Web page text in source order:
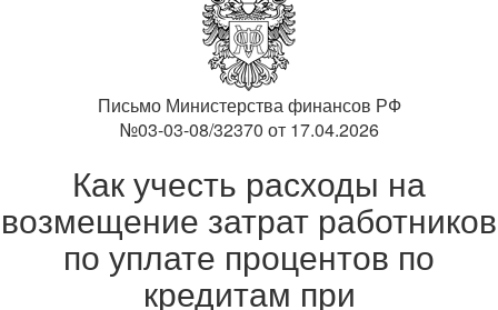
Письмо Министерства финансов РФ
№03-03-08/32370 от 17.04.2026
Как учесть расходы на
возмещение затрат работников
по уплате процентов по
кредитам при